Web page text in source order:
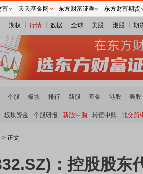
期权 行情 数据 全球 美股 港股 期
个股 板块 排行 新股 基金 港股 美股
板块资金 个股研报 新股申购 转债申购 北交所
> 正文
：控股股东
富 天天基金网 东方财富证券 东方财富期货